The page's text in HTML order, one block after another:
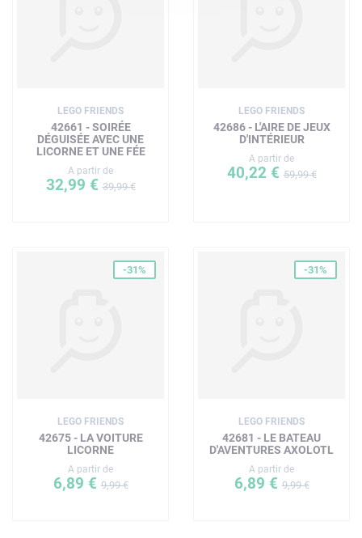
LEGO FRIENDS
42661 - SOIRÉE
DÉGUISÉE AVEC UNE
LICORNE ET UNE FÉE
A partir de
32,99 €39,99 €
LEGO FRIENDS
42686 - L'AIRE DE JEUX
D'INTÉRIEUR
A partir de
40,22 €59,99 €
-31%
LEGO FRIENDS
42675 - LA VOITURE
LICORNE
A partir de
6,89 €9,99 €
-31%
LEGO FRIENDS
42681 - LE BATEAU
D'AVENTURES AXOLOTL
A partir de
6,89 €9,99 €